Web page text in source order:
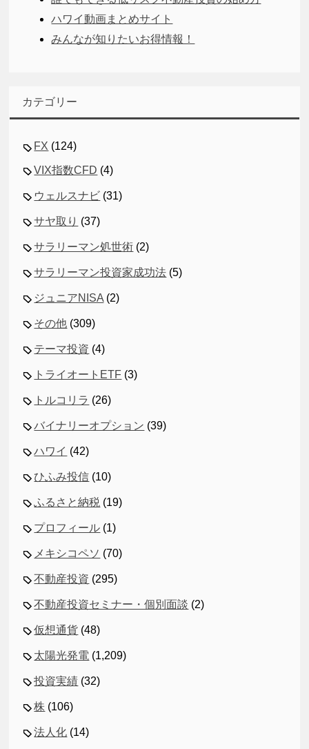
ハワイ動画まとめサイト
みんなが知りたいお得情報！
カテゴリー
FX (124)
VIX指数CFD (4)
ウェルスナビ (31)
サヤ取り (37)
サラリーマン処世術 (2)
サラリーマン投資家成功法 (5)
ジュニアNISA (2)
その他 (309)
テーマ投資 (4)
トライオートETF (3)
トルコリラ (26)
バイナリーオプション (39)
ハワイ (42)
ひふみ投信 (10)
ふるさと納税 (19)
プロフィール (1)
メキシコペソ (70)
不動産投資 (295)
不動産投資セミナー・個別面談 (2)
仮想通貨 (48)
太陽光発電 (1,209)
投資実績 (32)
株 (106)
法人化 (14)